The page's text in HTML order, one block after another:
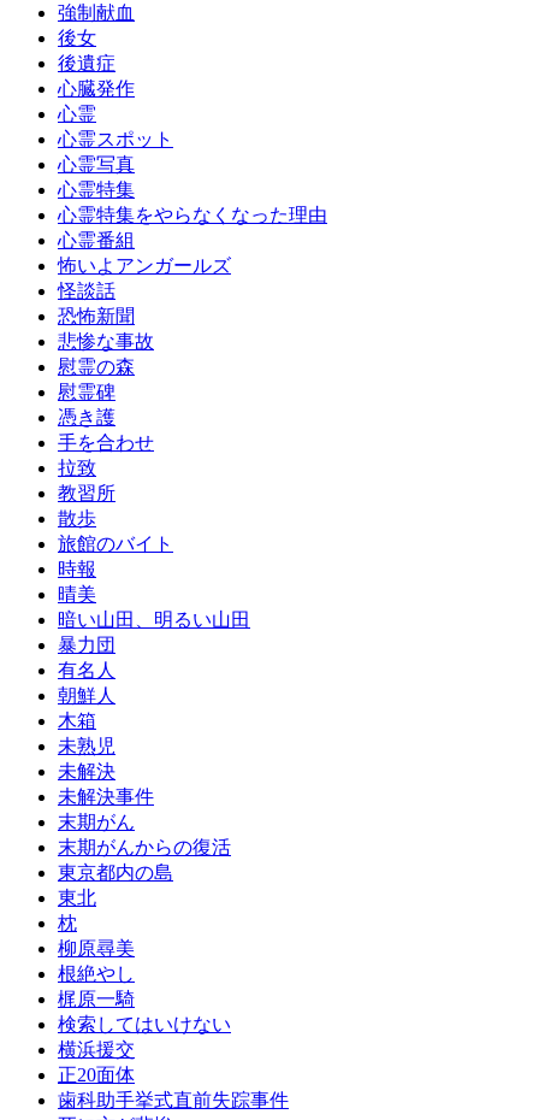
強制献血
後女
後遺症
心臓発作
心霊
心霊スポット
心霊写真
心霊特集
心霊特集をやらなくなった理由
心霊番組
怖いよアンガールズ
怪談話
恐怖新聞
悲惨な事故
慰霊の森
慰霊碑
憑き護
手を合わせ
拉致
教習所
散歩
旅館のバイト
時報
晴美
暗い山田、明るい山田
暴力団
有名人
朝鮮人
木箱
未熟児
未解決
未解決事件
末期がん
末期がんからの復活
東京都内の島
東北
枕
柳原尋美
根絶やし
梶原一騎
検索してはいけない
横浜援交
正20面体
歯科助手挙式直前失踪事件